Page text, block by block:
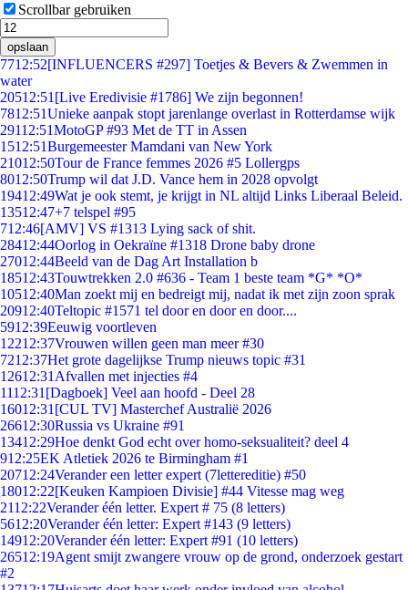
Scrollbar gebruiken
opslaan
7712:52[INFLUENCERS #297] Toetjes & Bevers & Zwemmen in
water
20512:51 [Live Eredivisie #1786] We zijn begonnen!
7812:51Unieke aanpak stopt jarenlange overlast in Rotterdamse wijk
29112:51MotoGP #93 Met de TT in Assen
1512:51Burgemeester Mamdani van New York
21012:50Tour de France femmes 2026 #5 Lollergps
8012:50Trump wil dat J.D. Vance hem in 2028 opvolgt
19412:49Wat je ook stemt, je krijgt in NL altijd Links Liberaal Beleid.
13512:47+7 telspel #95
712:46[AMV] VS #1313 Lying sack of shit.
28412:44Oorlog in Oekraïne #1318 Drone baby drone
27012:44Beeld van de Dag Art Installation b
18512:43Touwtrekken 2.0 #636 - Team 1 beste team *G* *O*
10512:40Man zoekt mij en bedreigt mij, nadat ik met zijn zoon sprak
20912:40Teltopic #1571 tel door en door en door....
5912:39Eeuwig voortleven
12212:37Vrouwen willen geen man meer #30
7212:37Het grote dagelijkse Trump nieuws topic #31
12612:31 Afvallen met injecties #4
1112:31 [Dagboek] Veel aan hoofd - Deel 28
16012:31 [CUL TV] Masterchef Australië 2026
26612:30Russia vs Ukraine #91
13412:29Hoe denkt God echt over homo-seksualiteit? deel 4
912:25EK Atletiek 2026 te Birmingham #1
20712:24Verander een letter expert (7lettereditie) #50
18012:22[Keuken Kampioen Divisie] #44 Vitesse mag weg
2112:22Verander één letter. Expert # 75 (8 letters)
5612:20Verander één letter: Expert #143 (9 letters)
14912:20Verander één letter: Expert #91 (10 letters)
26512:19Agent smijt zwangere vrouw op de grond, onderzoek gestart
#2